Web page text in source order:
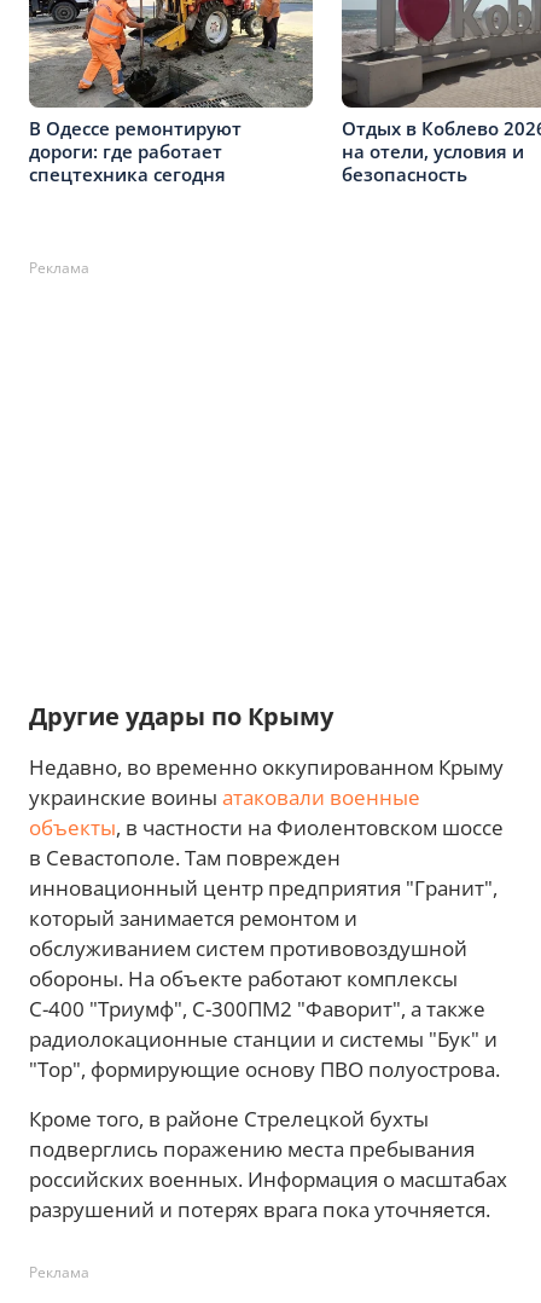
В Одессе ремонтируют
дороги: где работает
спецтехника сегодня
Отдых в Коблево
на отели, условия и
безопасность
Реклама
Другие удары по Крыму
Недавно, во временно оккупированном Крыму
украинские воины атаковали военные
объекты, в частности на Фиолентовском шоссе
в Севастополе. Там поврежден
инновационный центр предприятия "Гранит",
который занимается ремонтом и
обслуживанием систем противовоздушной
обороны. На объекте работают комплексы
С-400 "Триумф", С-300ПМ2 "Фаворит", а также
радиолокационные станции и системы "Бук" и
"Тор", формирующие основу ПВО полуострова.
Кроме того, в районе Стрелецкой бухты
подверглись поражению места пребывания
российских военных. Информация о масштабах
разрушений и потерях врага пока уточняется.
Реклама